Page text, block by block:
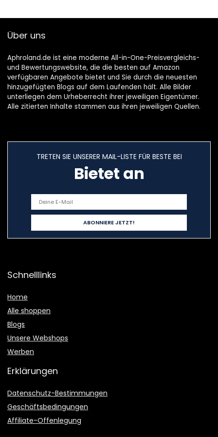
Wasserfest 4-IN-1
ES400
Über uns
Aphroland.de ist eine moderne All-in-One-Preisvergleichs-
und Bewertungswebsite, die die besten auf Amazon
verfügbaren Angebote bietet und Sie durch die neuesten
hinzugefügten Blogs auf dem Laufenden hält. Alle Bilder
unterliegen dem Urheberrecht ihrer jeweiligen Eigentümer.
Alle zitierten Inhalte stammen aus ihren jeweiligen Quellen.
TRETEN SIE UNSERER MAIL-LISTE FÜR BESTE BEI
Bietet an
Schnelllinks
Home
Alle shoppen
Blogs
Unsere Webshops
Werben
Erklärungen
Datenschutz-Bestimmungen
Geschäftsbedingungen
Affiliate-Offenlegung